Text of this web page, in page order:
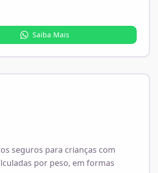
Saiba Mais
seguros para crianças com
por peso, em formas